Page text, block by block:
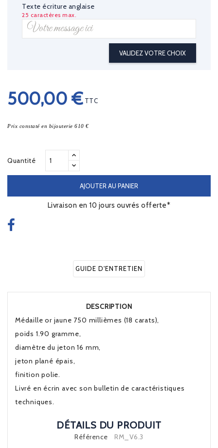
Texte écriture anglaise
25 caractères max.
VALIDEZ VOTRE CHOIX
500,00 € TTC
Prix constaté en bijouterie 610 €
Quantité
AJOUTER AU PANIER
Livraison en 10 jours ouvrés offerte*
GUIDE D'ENTRETIEN
DESCRIPTION
Médaille or jaune 750 millièmes (18 carats),
poids 1.90 gramme,
diamètre du jeton 16 mm,
jeton plané épais,
finition polie.
Livré en écrin avec son bulletin de caractéristiques
techniques.
DÉTAILS DU PRODUIT
Référence RM_V6.3